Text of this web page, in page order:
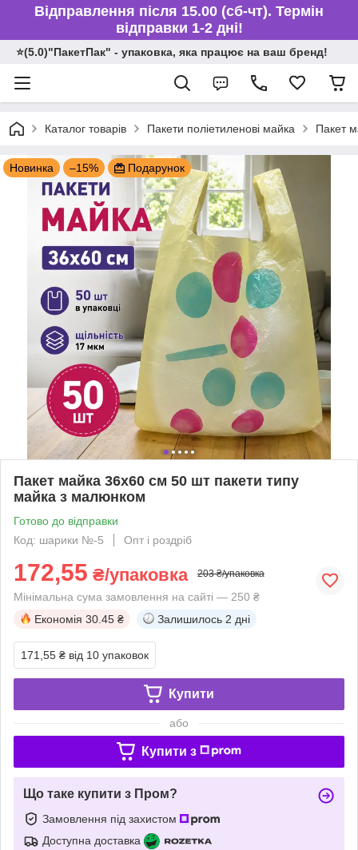
Відправлення після 15.00 (сб-чт). Термін
відправки 1-2 дні!
⭐️(5.0)"ПакетПак" - упаковка, яка працює на ваш бренд!
Каталог товарів Пакети поліетиленові майка Пакет
Новинка –15% Подарунок
Пакет майка 36x60 см 50 шт пакети типу
майка з малюнком
Готово до відправки
Код: шарики №-5
Опт і роздріб
172,55 ₴/упаковка 203 ₴/упаковка
Мінімальна сума замовлення на сайті — 250 ₴
Економія 30.45 ₴ Залишилось 2 дні
171,55 ₴ від 10 упаковок
Купити
або
Купити з
Що таке купити з Пром?
Замовлення під захистом
Доступна доставка